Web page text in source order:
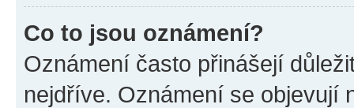
Co to jsou oznámení?
Oznámení často přinášejí
nejdříve. Oznámení se objevují